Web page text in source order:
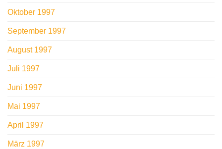
Oktober 1997
September 1997
August 1997
Juli 1997
Juni 1997
Mai 1997
April 1997
März 1997